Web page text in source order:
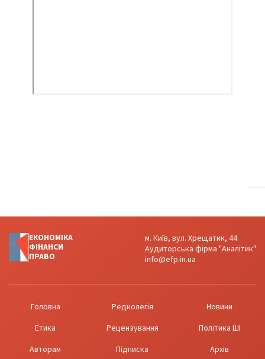
ЕКОНОМІКА
ФІНАНСИ
ПРАВО
м. Київ, вул. Хрещатик, 44
Аудиторська фірма "Аналітик"
info@efp.in.ua
Головна Редколегія
Новини
Етика
Рецензування
Політика ШІ
Авторам
Підписка Архів